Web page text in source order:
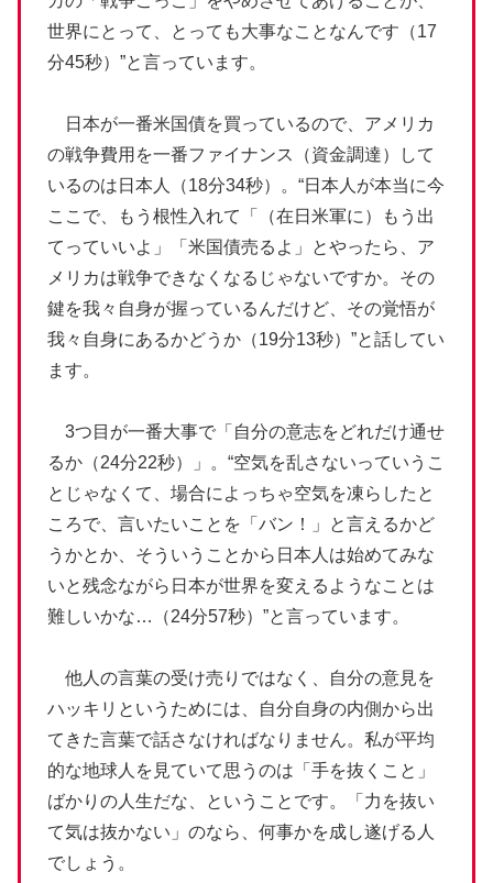
世界にとって、とっても大事なことなんです（17
分45秒）”と言っています。
日本が一番米国債を買っているので、アメリカ
の戦争費用を一番ファイナンス（資金調達）して
いるのは日本人（18分34秒）。“日本人が本当に今
ここで、もう根性入れて「（在日米軍に）もう出
てっていいよ」「米国債売るよ」とやったら、ア
メリカは戦争できなくなるじゃないですか。その
鍵を我々自身が握っているんだけど、その覚悟が
我々自身にあるかどうか（19分13秒）”と話してい
ます。
3つ目が一番大事で「自分の意志をどれだけ通せ
るか（24分22秒）」。“空気を乱さないっていうこ
とじゃなくて、場合によっちゃ空気を凍らしたと
ころで、言いたいことを「バン！」と言えるかど
うかとか、そういうことから日本人は始めてみな
いと残念ながら日本が世界を変えるようなことは
難しいかな…（24分57秒）”と言っています。
他人の言葉の受け売りではなく、自分の意見を
ハッキリというためには、自分自身の内側から出
てきた言葉で話さなければなりません。私が平均
的な地球人を見ていて思うのは「手を抜くこと」
ばかりの人生だな、ということです。「力を抜い
て気は抜かない」のなら、何事かを成し遂げる人
でしょう。